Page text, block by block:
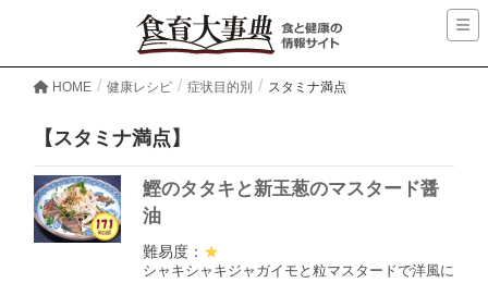
HOME 健康レシピ 症状目的別 スタミナ満点
【スタミナ満点】
鰹のタタキと新玉葱のマスタード醤
油
難易度： ★
シャキシャキジャガイモと粒マスタードで洋風に